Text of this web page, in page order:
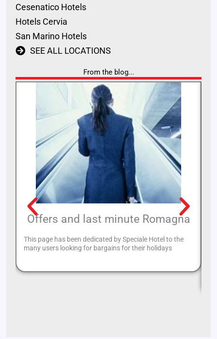
Cesenatico Hotels
Hotels Cervia
San Marino Hotels
SEE ALL LOCATIONS
From the blog...
Offers and last minute Romagna
This page has been dedicated by Speciale Hotel to the
many users looking for bargains for their holidays